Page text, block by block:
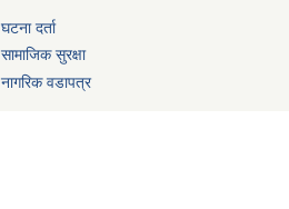
घटना दर्ता
सामाजिक सुरक्षा
नागरिक वडापत्र